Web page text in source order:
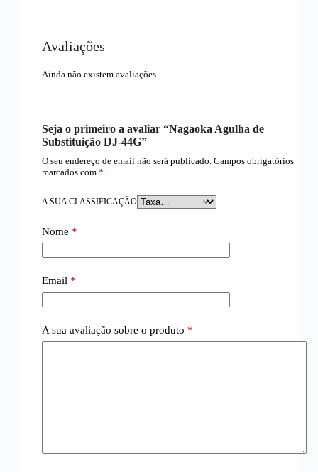
Avaliações
Ainda não existem avaliações.
Seja o primeiro a avaliar “Nagaoka Agulha de
Substituição DJ-44G”
O seu endereço de email não será publicado. Campos obrigatórios
marcados com *
A SUA CLASSIFICAÇÃO
Nome *
Email *
A sua avaliação sobre o produto *